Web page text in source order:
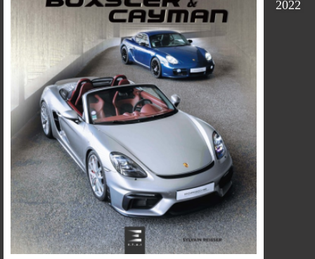
2022